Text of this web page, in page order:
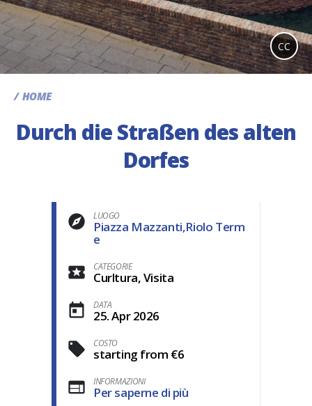
CC
HOME
Durch die Straßen des alten
Dorfes
LUOGO
Piazza Mazzanti,Riolo Term
e
CATEGORIE
Curltura, Visita
DATA
25. Apr 2026
COSTO
starting from €6
INFORMAZIONI
Per saperne di più